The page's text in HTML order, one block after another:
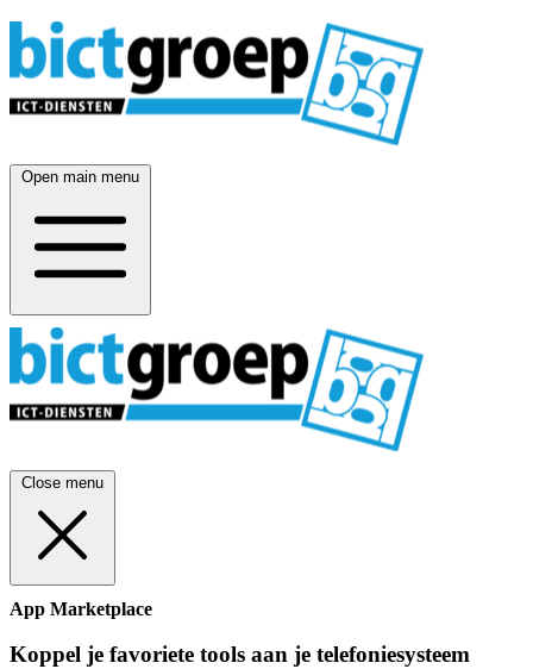
Open main menu
Close menu
App Marketplace
Koppel je favoriete tools aan je telefoniesysteem